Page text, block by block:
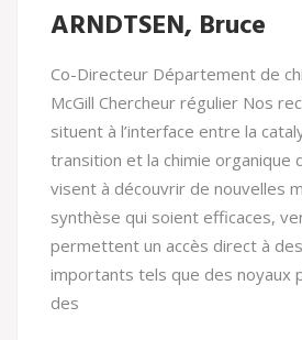
ARNDTSEN, Bruce
Co-Directeur Département de
McGill Chercheur régulier Nos
situent à l’interface entre la
transition et la chimie organique
visent à découvrir de nouvelles
synthèse qui soient efficaces,
permettent un accès direct à
importants tels que des noyaux
des